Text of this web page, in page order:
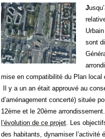
J
sont
mise en compatibilité du Plan local
Il y a un an était approuvé au
d’aménagement concerté) située
12ème et le 20ème arrondissement.
l’évolution de ce projet. Les
des habitants, dynamiser l’activité